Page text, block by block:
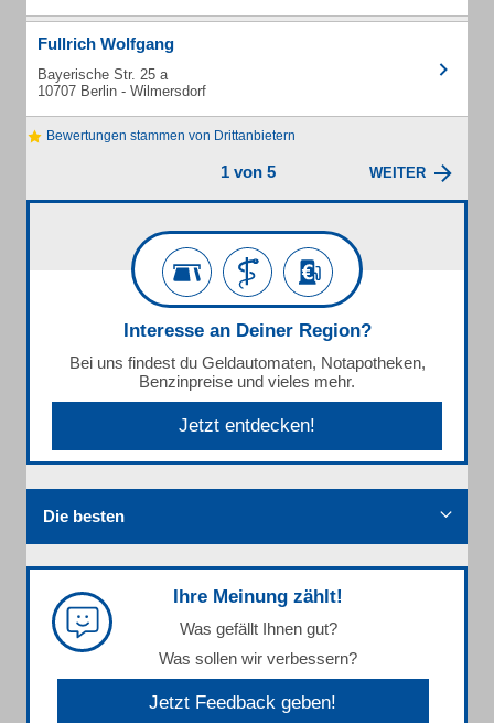
Fullrich Wolfgang
Bayerische Str. 25 a
10707 Berlin - Wilmersdorf
Bewertungen stammen von Drittanbietern
1 von 5 WEITER
Interesse an Deiner Region?
Bei uns findest du Geldautomaten, Notapotheken,
Benzinpreise und vieles mehr.
Jetzt entdecken!
Die besten
Ihre Meinung zählt!
Was gefällt Ihnen gut?
Was sollen wir verbessern?
Jetzt Feedback geben!